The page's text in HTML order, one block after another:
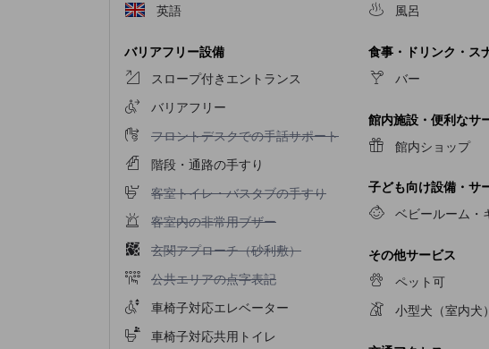
英語
バリアフリー設備
スロープ付きエントランス
バリアフリー
フロントデスクでの手話サポート不可
フロントデスクでの手話サポート
階段・通路の手すり
客室トイレ・バスタブの手すり不可
客室トイレ・バスタブの手すり
客室内の非常用ブザー不可
客室内の非常用ブザー
玄関アプローチ（砂利敷）不可
玄関アプローチ（砂利敷）
公共エリアの点字表記不可
公共エリアの点字表記
車椅子対応エレベーター
車椅子対応共用トイレ
風呂
食事・ドリンク・ス
バー
館内施設・便利なサ
館内ショップ
子ども向け設備・サ
ベビールーム・
その他サービス
ペット可
小型犬（室内犬）